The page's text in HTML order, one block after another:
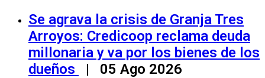
Se agrava la crisis de Granja Tres
Arroyos: Credicoop reclama deuda
millonaria y va por los bienes de los
dueños
| 05 Ago 2026